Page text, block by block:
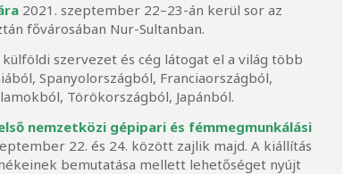
2021. szeptember 22–23-án kerül sor az
fővárosában Nur-Sultanban.
szervezet és cég látogat el a világ több
Spanyolországból, Franciaországból,
Törökországból, Japánból.
nemzetközi gépipari és fémmegmunkálási
22. és 24. között zajlik majd. A kiállítás
bemutatása mellett lehetőséget nyújt